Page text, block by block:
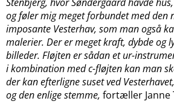
og føler mig meget forbundet med den
imposante Vesterhav, som man også
malerier. Der er meget kraft, dybde og
billeder. Fløjten er sådan et ur-
i kombination med c-fløjten kan man
der kan efterligne suset ved
og den enlige stemme, fortæller Janne